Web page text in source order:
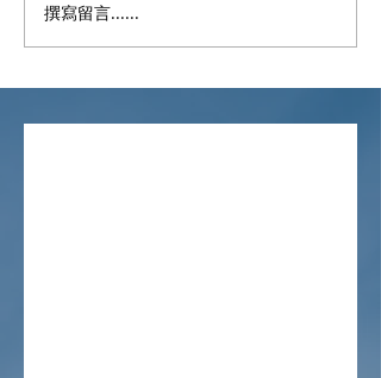
第六輪 | 💈髮型屋及理髮店
💈 | 防疫抗疫基金 | 已開始
撰寫留言......